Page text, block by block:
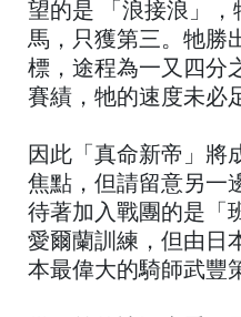
望的是 「浪接浪」，
馬，只獲第三。牠勝
標，途程為一又四分
賽績，牠的速度未必
因此「真命新帝」將
焦點，但請留意另一
待著加入戰團的是「
愛爾蘭訓練，但由日
本最偉大的騎師武豐